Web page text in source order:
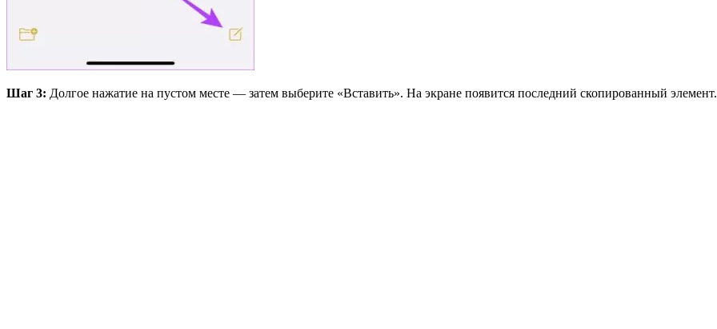
Шаг 3: Долгое нажатие на пустом месте — затем выберите «Вставить». На экране появится последний скопированный элемент.